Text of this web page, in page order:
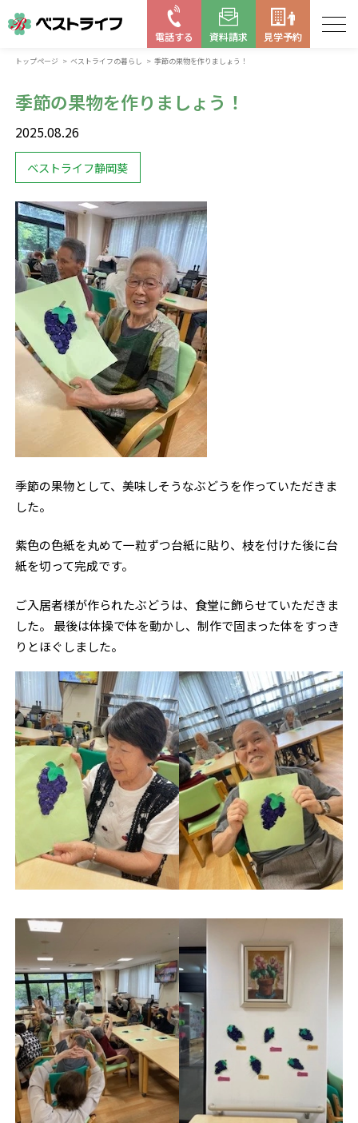
電話する 資料請求 見学予約
お近くの施設を探す
はじめての老人ホーム
トップページ ベストライフの暮らし 季節の果物を作りましょう！
季節の果物を作りましょう！
2025.08.26
ベストライフ静岡葵
季節の果物として、美味しそうなぶどうを作っていただきま
した。
紫色の色紙を丸めて一粒ずつ台紙に貼り、枝を付けた後に台
紙を切って完成です。
ご入居者様が作られたぶどうは、食堂に飾らせていただきま
した。 最後は体操で体を動かし、制作で固まった体をすっき
りとほぐしました。